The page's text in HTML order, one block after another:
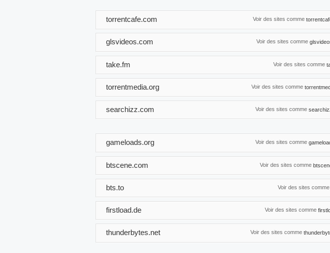
Voir des sites comme
torrentcafe.com
Voir des sites comme
glsvideos.com
Voir des sites comme
take.fm
Voir des sites comme
torrentmedia.org
Voir des sites comme
searchizz.com
Voir des sites comme
gameloads.org
Voir des sites comme
btscene.com
Voir des sites comme
bts.to
Voir des sites comme
firstload.de
Voir des sites comme
thunderbytes.net